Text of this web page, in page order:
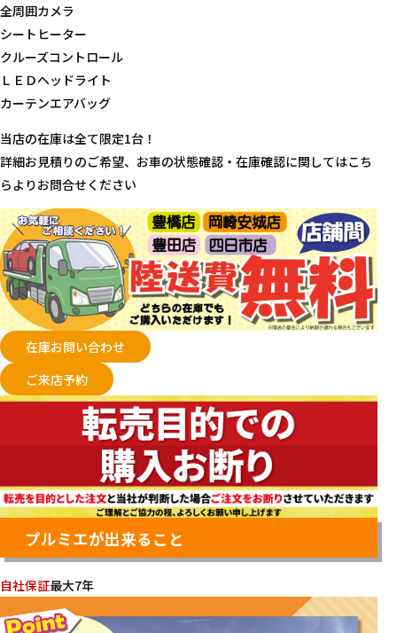
全周囲カメラ
シートヒーター
クルーズコントロール
ＬＥＤヘッドライト
カーテンエアバッグ
当店の在庫は全て限定1台！
詳細お見積りのご希望、お車の状態確認・在庫確認に関してはこち
らよりお問合せください
在庫お問い合わせ
ご来店予約
プルミエが出来ること
自社保証最大7年